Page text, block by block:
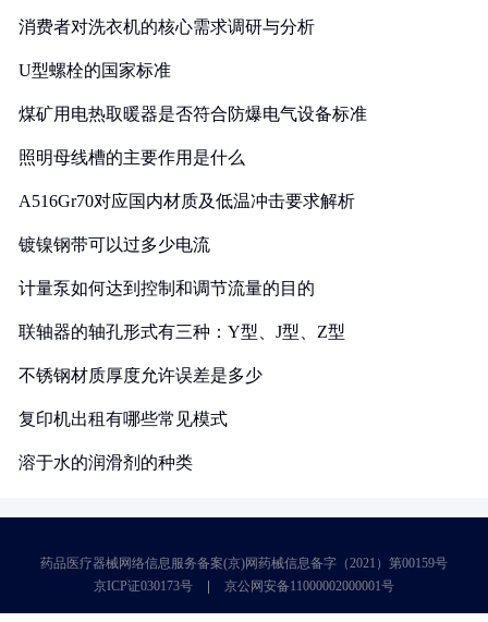
消费者对洗衣机的核心需求调研与分析
U型螺栓的国家标准
煤矿用电热取暖器是否符合防爆电气设备标准
照明母线槽的主要作用是什么
A516Gr70对应国内材质及低温冲击要求解析
镀镍钢带可以过多少电流
计量泵如何达到控制和调节流量的目的
联轴器的轴孔形式有三种：Y型、J型、Z型
不锈钢材质厚度允许误差是多少
复印机出租有哪些常见模式
溶于水的润滑剂的种类
药品医疗器械网络信息服务备案(京)网药械信息备字（2021）第00159号
京ICP证030173号
京公网安备11000002000001号